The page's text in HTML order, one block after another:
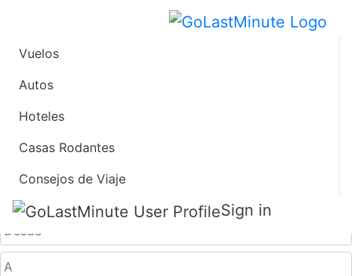
Vuelos
Autos
Hoteles
Casas Rodantes
Consejos de Viaje
Sign in
Ofertas de Viaje de
Último Minuto a
Nagasaki
Solo ida